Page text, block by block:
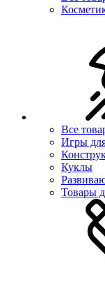
Все
Игры
Куклы
Товары